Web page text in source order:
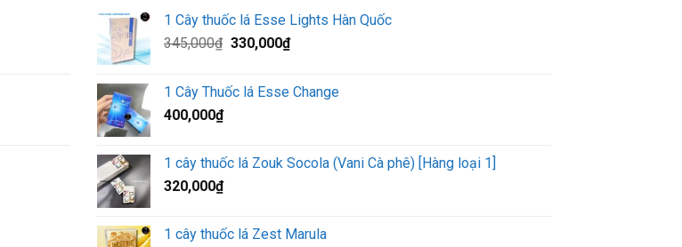
1 Cây thuốc lá Esse Lights Hàn Quốc
345,000₫ Giá
345,000₫.
330,000₫Giá
là:
1 Cây Thuốc lá Esse Change
400,000₫
1 cây thuốc lá Zouk Socola (Vani Cà phê) [Hàng loại 1]
320,000₫
1 cây thuốc lá Zest Marula